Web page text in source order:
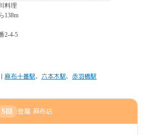
| 麻布十番駅、 六本木駅、 赤羽橋駅
5回 登龍 麻布店